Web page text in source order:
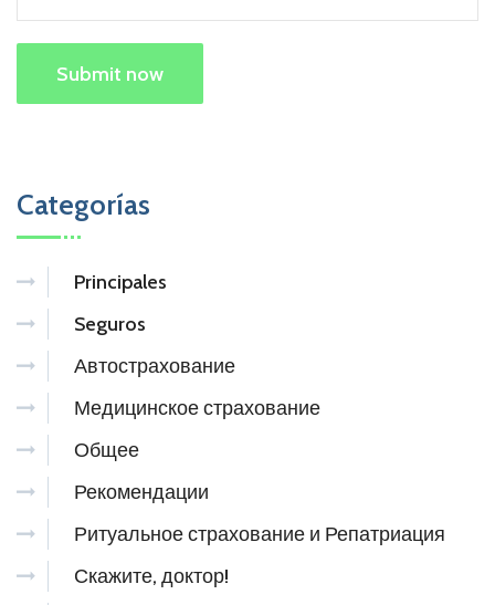
Submit now
Categorías
Principales
Seguros
Автострахование
Медицинское страхование
Общее
Рекомендации
Ритуальное страхование и Репатриация
Скажите, доктор!